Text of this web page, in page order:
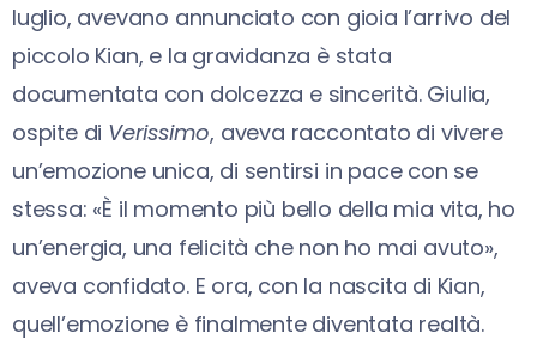
luglio, avevano annunciato con gioia l’arrivo del
piccolo Kian, e la gravidanza è stata
documentata con dolcezza e sincerità. Giulia,
ospite di Verissimo, aveva raccontato di vivere
un’emozione unica, di sentirsi in pace con se
stessa: «È il momento più bello della mia vita, ho
un’energia, una felicità che non ho mai avuto»,
aveva confidato. E ora, con la nascita di Kian,
quell’emozione è finalmente diventata realtà.